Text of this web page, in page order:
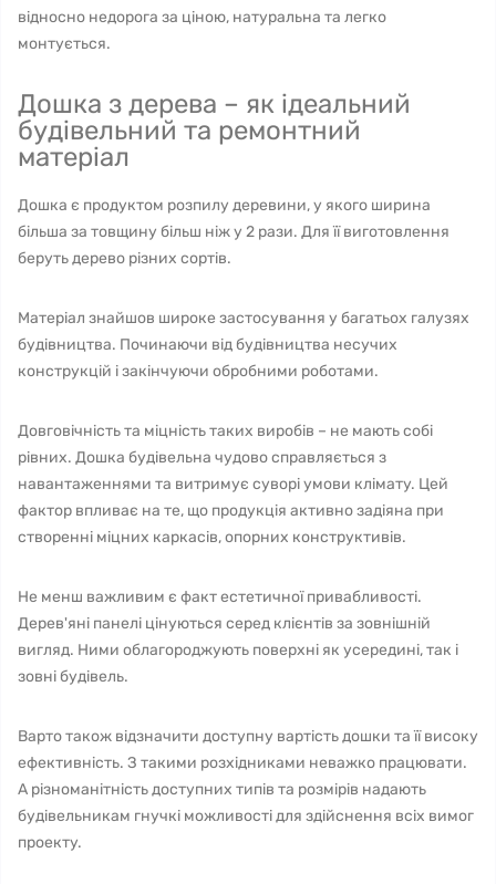
відносно недорога за ціною, натуральна та легко
монтується.
Дошка з дерева – як ідеальний
будівельний та ремонтний
матеріал
Дошка є продуктом розпилу деревини, у якого ширина
більша за товщину більш ніж у 2 рази. Для її виготовлення
беруть дерево різних сортів.
Матеріал знайшов широке застосування у багатьох галузях
будівництва. Починаючи від будівництва несучих
конструкцій і закінчуючи обробними роботами.
Довговічність та міцність таких виробів – не мають собі
рівних. Дошка будівельна чудово справляється з
навантаженнями та витримує суворі умови клімату. Цей
фактор впливає на те, що продукція активно задіяна при
створенні міцних каркасів, опорних конструктивів.
Не менш важливим є факт естетичної привабливості.
Дерев'яні панелі цінуються серед клієнтів за зовнішній
вигляд. Ними облагороджують поверхні як усередині, так і
зовні будівель.
Варто також відзначити доступну вартість дошки та її високу
ефективність. З такими розхідниками неважко працювати.
А різноманітність доступних типів та розмірів надають
будівельникам гнучкі можливості для здійснення всіх вимог
проекту.